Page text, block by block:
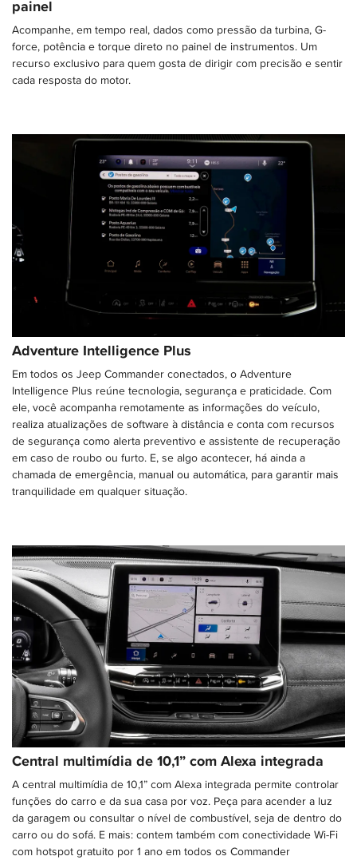
painel
Acompanhe, em tempo real, dados como pressão da turbina, G-
force, potência e torque direto no painel de instrumentos. Um
recurso exclusivo para quem gosta de dirigir com precisão e sentir
cada resposta do motor.
Adventure Intelligence Plus
Em todos os Jeep Commander conectados, o Adventure
Intelligence Plus reúne tecnologia, segurança e praticidade. Com
ele, você acompanha remotamente as informações do veículo,
realiza atualizações de software à distância e conta com recursos
de segurança como alerta preventivo e assistente de recuperação
em caso de roubo ou furto. E, se algo acontecer, há ainda a
chamada de emergência, manual ou automática, para garantir mais
tranquilidade em qualquer situação.
Central multimídia de 10,1” com Alexa integrada
A central multimídia de 10,1” com Alexa integrada permite controlar
funções do carro e da sua casa por voz. Peça para acender a luz
da garagem ou consultar o nível de combustível, seja de dentro do
carro ou do sofá. E mais: contem também com conectividade Wi-Fi
com hotspot gratuito por 1 ano em todos os Commander